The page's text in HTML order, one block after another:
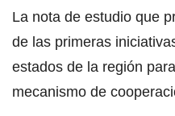
La nota de estudio que
de las primeras
estados de la región
mecanismo de